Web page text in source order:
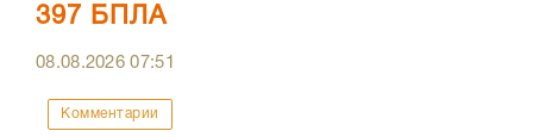
397 БПЛА
08.08.202607:51
Комментарии